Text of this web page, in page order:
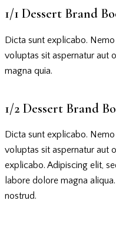
1/1 Dessert Brand
Dicta sunt explicabo.
voluptas sit aspernatur aut
magna quia.
1/2 Dessert Brand
Dicta sunt explicabo.
voluptas sit aspernatur aut
explicabo. Adipiscing elit,
labore dolore magna
nostrud.